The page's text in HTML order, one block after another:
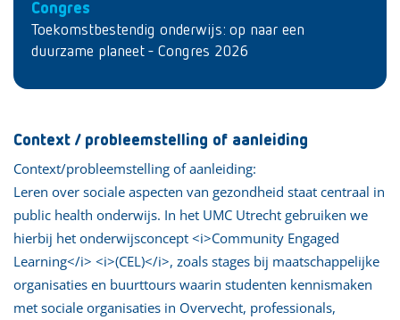
Congres
Toekomstbestendig onderwijs: op naar een
duurzame planeet - Congres 2026
Context / probleemstelling of aanleiding
Context/probleemstelling of aanleiding:
Leren over sociale aspecten van gezondheid staat centraal in
public health onderwijs. In het UMC Utrecht gebruiken we
hierbij het onderwijsconcept <i>Community Engaged
Learning</i> <i>(CEL)</i>, zoals stages bij maatschappelijke
organisaties en buurttours waarin studenten kennismaken
met sociale organisaties in Overvecht, professionals,